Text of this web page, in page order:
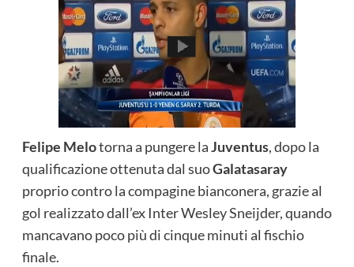
Felipe Melotorna a pungere laJuventus, dopo la
qualificazione ottenuta dal suoGalatasaray
proprio contro la compagine bianconera, grazie al
gol realizzato dall’ex Inter Wesley Sneijder, quando
mancavano poco più di cinque minuti al fischio
finale.